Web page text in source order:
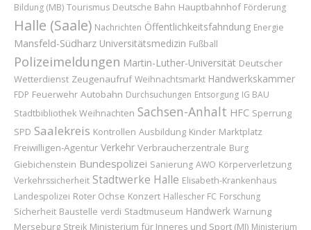
Bildung (MB) Tourismus Deutsche Bahn Hauptbahnhof Förderung
Halle (Saale) Nachrichten Öffentlichkeitsfahndung Energie
Mansfeld-Südharz Universitätsmedizin Fußball
Polizeimeldungen Martin-Luther-Universität Deutscher
Wetterdienst Zeugenaufruf Weihnachtsmarkt Handwerkskammer
FDP Feuerwehr Autobahn Durchsuchungen Entsorgung IG BAU
Stadtbibliothek Weihnachten Sachsen-Anhalt HFC Sperrung
SPD Saalekreis Kontrollen Ausbildung Kinder Marktplatz
Freiwilligen-Agentur Verkehr Verbraucherzentrale Burg
Giebichenstein Bundespolizei Sanierung AWO Körperverletzung
Verkehrssicherheit Stadtwerke Halle Elisabeth-Krankenhaus
Landespolizei Roter Ochse Konzert Hallescher FC Forschung
Sicherheit Baustelle verdi Stadtmuseum Handwerk Warnung
Merseburg Streik Ministerium für Inneres und Sport (MI) Ministerium